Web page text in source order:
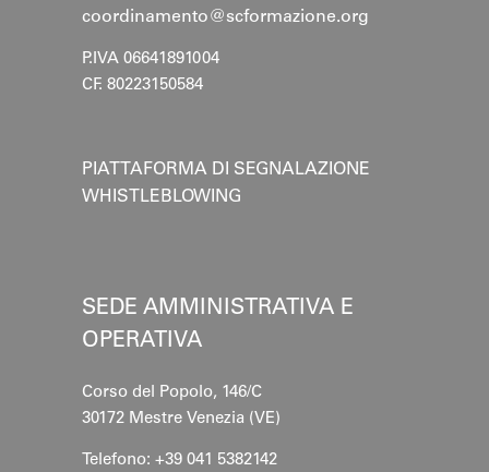
coordinamento@scformazione.org
P.IVA 06641891004
CF. 80223150584
PIATTAFORMA DI SEGNALAZIONE
WHISTLEBLOWING
SEDE AMMINISTRATIVA E
OPERATIVA
Corso del Popolo, 146/C
30172 Mestre Venezia (VE)
Telefono: +39 041 5382142